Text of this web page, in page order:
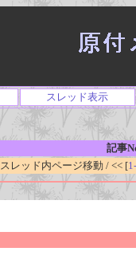
スレッド表示
記事
スレッド内ページ移動 / << [